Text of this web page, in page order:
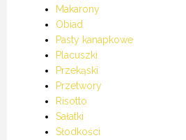
Makarony
Obiad
Pasty kanapkowe
Placuszki
Przekąski
Przetwory
Risotto
Sałatki
Słodkości